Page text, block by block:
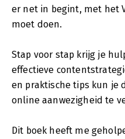
er net in begint, met het
moet doen.
Stap voor stap krijg je
effectieve
en praktische tips kun je
online aanwezigheid te
Dit boek heeft me